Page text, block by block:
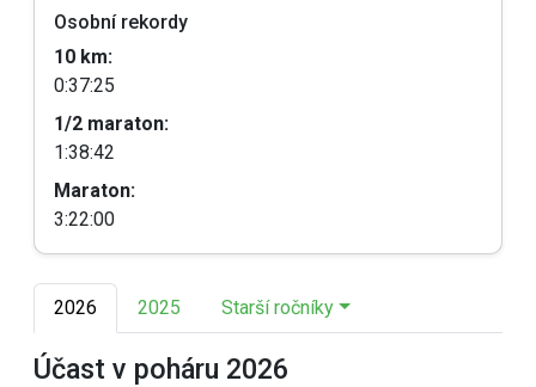
Osobní rekordy
10 km:
0:37:25
1/2 maraton:
1:38:42
Maraton:
3:22:00
2026 2025 Starší ročníky
Účast v poháru 2026